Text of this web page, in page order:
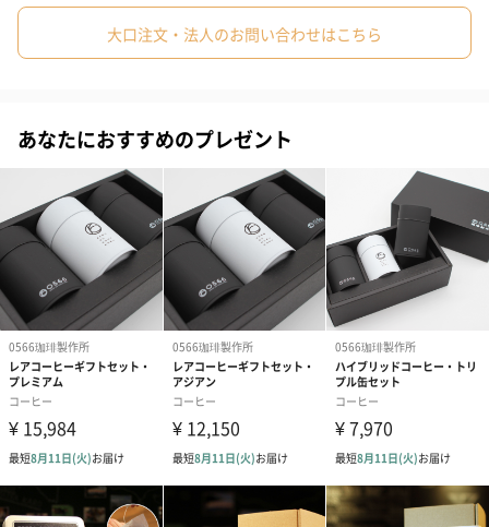
トータルバランスに優れたコーヒーを目指して到達したブレンド
の1級品です。
せ、
フローラルなレモンのような爽やかさに仕上げました。
0566ブレンド：計5個
「ハイブリッドコーヒー」
ハイブリッド コーヒーとは、
コーヒーとアルコール飲料とを融合させた今までにない新感覚の
大口注文・法人のお問い合わせはこちら
あなたにおすすめのプレゼント